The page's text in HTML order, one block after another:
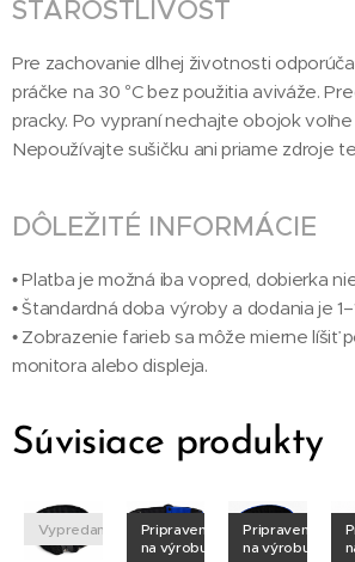
STAROSTLIVOSŤ
Pre zachovanie dlhej životnosti
práčke na 30 °C bez použitia aviváže.
pracky. Po vypraní nechajte obojok
Nepoužívajte sušičku ani priame zdroje
DÔLEŽITÉ INFORMÁCIE
• Platba je možná iba vopred, dobierka
• Štandardná doba výroby a dodania je
• Zobrazenie farieb sa môže mierne líšiť
monitora alebo displeja.
Súvisiace produkty
Vypredané
Pripravené
na výrobu
Pripravené
na výrobu